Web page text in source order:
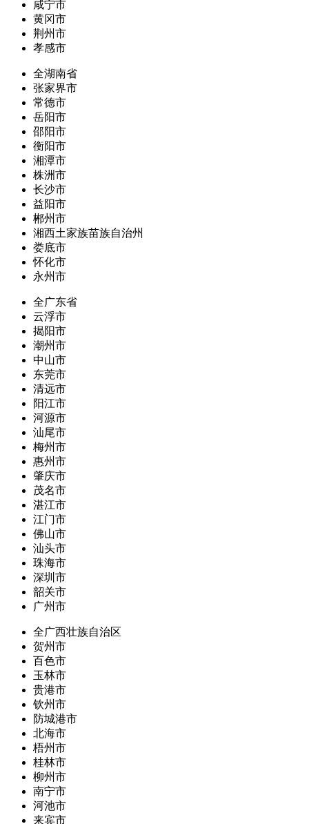
咸宁市
黄冈市
荆州市
孝感市
全湖南省
张家界市
常德市
岳阳市
邵阳市
衡阳市
湘潭市
株洲市
长沙市
益阳市
郴州市
湘西土家族苗族自治州
娄底市
怀化市
永州市
全广东省
云浮市
揭阳市
潮州市
中山市
东莞市
清远市
阳江市
河源市
汕尾市
梅州市
惠州市
肇庆市
茂名市
湛江市
江门市
佛山市
汕头市
珠海市
深圳市
韶关市
广州市
全广西壮族自治区
贺州市
百色市
玉林市
贵港市
钦州市
防城港市
北海市
梧州市
桂林市
柳州市
南宁市
河池市
来宾市